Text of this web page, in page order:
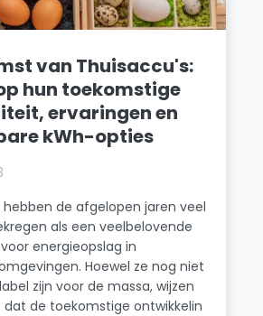
van Thuisaccu's:
hun toekomstige
ervaringen en
kWh-opties
hebben de afgelopen jaren veel
als een veelbelovende
energieopslag in
Hoewel ze nog niet
zijn voor de massa, wijzen
dat de toekomstige ontwikkelin